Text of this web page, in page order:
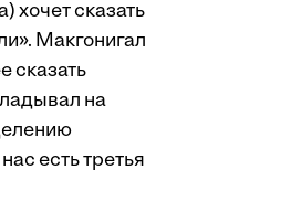
хочет сказать
Макгонигал
сказать
на
есть третья